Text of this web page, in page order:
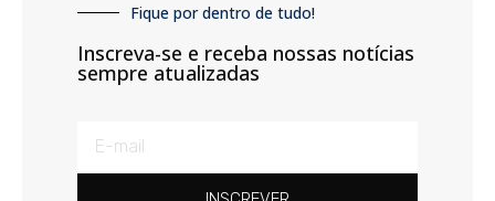
Fique por dentro de tudo!
Inscreva-se e receba nossas notícias
sempre atualizadas